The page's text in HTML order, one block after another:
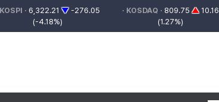
· 6,322.21▼ -276.05
(-4.18%)
· KOSDAQ · 809.75▲10.16
(1.27%)